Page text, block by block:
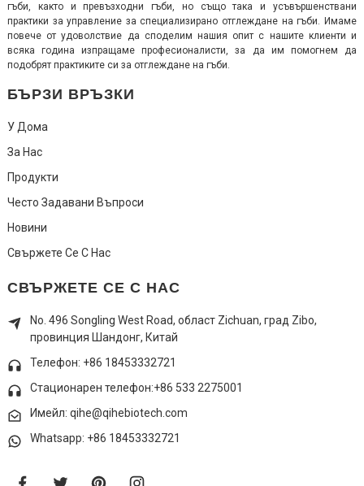
гъби, както и превъзходни гъби, но също така и усъвършенствани
практики за управление за специализирано отглеждане на гъби. Имаме
повече от удоволствие да споделим нашия опит с нашите клиенти и
всяка година изпращаме професионалисти, за да им помогнем да
подобрят практиките си за отглеждане на гъби.
БЪРЗИ ВРЪЗКИ
У Дома
За Нас
Продукти
Често Задавани Въпроси
Новини
Свържете Се С Нас
СВЪРЖЕТЕ СЕ С НАС
No. 496 Songling West Road, област Zichuan, град Zibo,
провинция Шандонг, Китай
Телефон: +86 18453332721
Стационарен телефон:+86 533 2275001
Имейл: qihe@qihebiotech.com
Whatsapp: +86 18453332721